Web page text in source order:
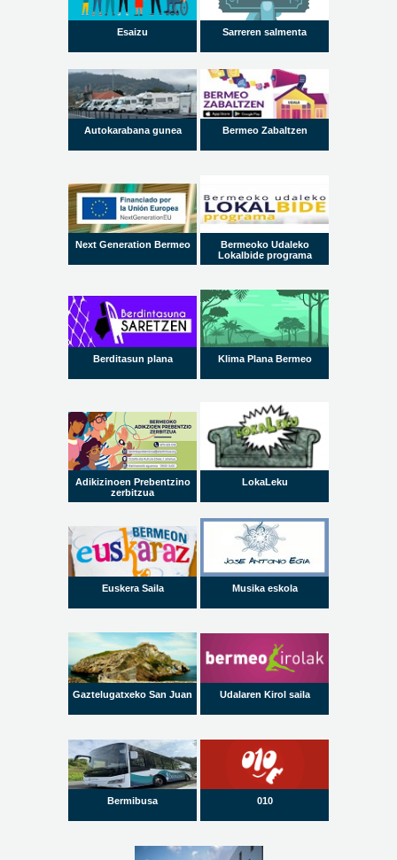
Esaizu Sarreren salmenta
Autokarabana gunea Bermeo Zabaltzen
Next Generation Bermeo
Bermeoko Udaleko
Lokalbide programa
Berditasun plana Klima Plana Bermeo
Adikizinoen Prebentzino
zerbitzua
LokaLeku
Euskera Saila Musika eskola
Gaztelugatxeko San Juan Udalaren Kirol saila
Bermibusa 010